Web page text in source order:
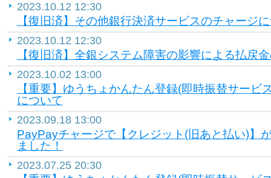
2023.10.12 12:30
【復旧済】その他銀行決済サービスのチャージ
2023.10.12 12:30
【復旧済】全銀システム障害の影響による払戻
2023.10.02 13:00
【重要】ゆうちょかんたん登録(即時振替サービ
について
2023.09.18 13:00
PayPayチャージで【クレジット(旧あと払い)】
ました！
2023.07.25 20:30